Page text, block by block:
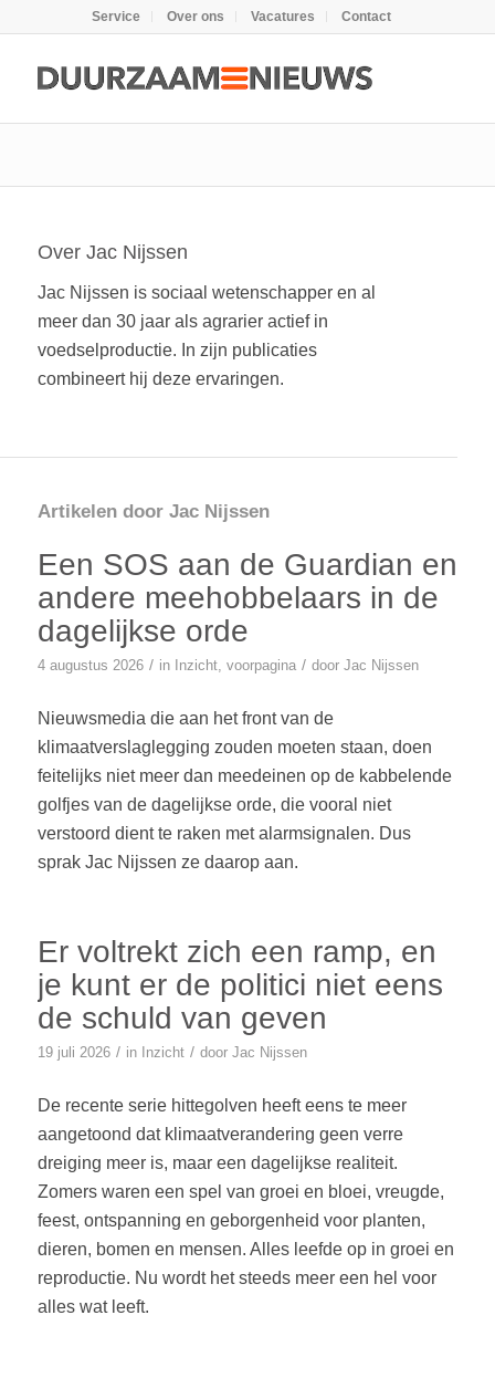
Service Over ons Vacatures Contact
Over Jac Nijssen
Jac Nijssen is sociaal wetenschapper en al
meer dan 30 jaar als agrarier actief in
voedselproductie. In zijn publicaties
combineert hij deze ervaringen.
Artikelen door Jac Nijssen
Een SOS aan de Guardian en
andere meehobbelaars in de
dagelijkse orde
4 augustus 2026 / in Inzicht, voorpagina / door Jac Nijssen
Nieuwsmedia die aan het front van de
klimaatverslaglegging zouden moeten staan, doen
feitelijks niet meer dan meedeinen op de kabbelende
golfjes van de dagelijkse orde, die vooral niet
verstoord dient te raken met alarmsignalen. Dus
sprak Jac Nijssen ze daarop aan.
Er voltrekt zich een ramp, en
je kunt er de politici niet eens
de schuld van geven
19 juli 2026 / in Inzicht / door Jac Nijssen
De recente serie hittegolven heeft eens te meer
aangetoond dat klimaatverandering geen verre
dreiging meer is, maar een dagelijkse realiteit.
Zomers waren een spel van groei en bloei, vreugde,
feest, ontspanning en geborgenheid voor planten,
dieren, bomen en mensen. Alles leefde op in groei en
reproductie. Nu wordt het steeds meer een hel voor
alles wat leeft.